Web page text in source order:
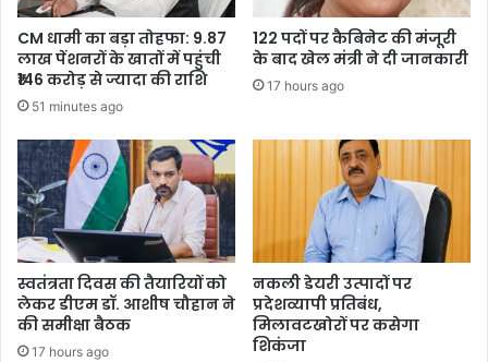
CM धामी का बड़ा तोहफा: 9.87
लाख पेंशनरों के खातों में पहुंची
₹146 करोड़ से ज्यादा की राशि
51 minutes ago
122 पदों पर कैबिनेट की मंजूरी
के बाद खेल मंत्री ने दी जानकारी
17 hours ago
स्वतंत्रता दिवस की तैयारियों को
लेकर डीएम डॉ. आशीष चौहान ने
की समीक्षा बैठक
17 hours ago
नकली डेयरी उत्पादों पर
प्रदेशव्यापी प्रतिबंध,
मिलावटखोरों पर कसेगा
शिकंजा